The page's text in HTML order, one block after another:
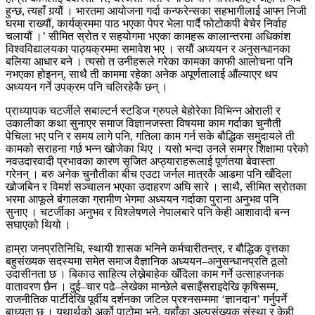
हुन्छ, त्यहाँ गर्‍यौं । भारतमा आयोजना गर्दा कन्फरेन्सका सहभागीलाई आफ्न निजी
घरमा राख्यौं, कार्यक्रममा पाठ भएका पेपर भेला पार्दै फोटोकपी बेचेर निर्वाह
चलायौं ।’ सीमित स्रोत र सहयोगमा भएका कामहरू कालान्तरमा अधिकांश
विश्वविद्यालयका पाठ्यक्रममा समावेश भए । सयौं अध्ययन र अनुसन्धानका
बलिया आधार बने । त्यसो त उनीहरूले गरेका कामका काफी आलोचना पनि
नभएका होइनन्, साथै ती काममा रहेका अनेक अपूर्णतालाई औंल्याएर थप
अध्ययन गर्ने उपक्रम पनि चलिरहेकै छन् ।
प्राध्यापक चटर्जीले सबाल्टर्न स्टडिज ग्रुपले बेहोरेका विभिन्न ओराली र
उकालीका कथा सुनाएर समाज विज्ञानजस्ता विषयमा काम गर्दाका चुनौती
पेचिला भए पनि र समय लागे पनि, गतिला काम गर्न सके बौद्धिक समुदायले ती
कामको सराहना गर्छ भन्न खोजेका थिए । यसो भन्दा उनले समग्र शिक्षामा परेको
नवउदारवादी प्रभावका कारण सृजित अप्ठ्याराहरूलाई पूर्णतया बेवास्ता
गरेनन् । बरु अनेक चुनौतीका बीच एउटा जर्नल मात्रकै आडमा पनि खँदिला
खोजबिन र विमर्श सञ्चालन भएका उदाहरण अघि सारे । साथै, सीमित स्रोतका
भरमा आफूले बंगालका ग्रामीण भेगमा अध्ययन गर्दाका पुराना अनुभव पनि
सुनाए । चटर्जीका अनुभव र विश्लेषणले नेपालबारे पनि केही आशावादी बन्न
सघाएको थियो ।
हाम्रा जनप्रतिनिधि, स्थायी शासक भनिने कर्मचारीतन्त्र, र बौद्धिक वृत्तका
बहुसंख्यक सदस्यमा समेत समाज वैज्ञानिक अध्ययन–अनुसन्धानप्रति ठूलो
उदासीनता छ । बिकाउ साहित्य लेख्नेबाहेक खँदिला काम गर्ने उत्साहजनक
वातावरण छैन । दुई–चार पढे–लेखेका मान्छेले बसाइँसराइदेखि कृषिसम्म,
राजनीतिक पार्टीदेखि पूर्वीय दर्शनका जटिल प्रश्नसम्ममा ‘ज्ञानदान’ गर्नुपर्ने
बाध्यता छ । यथार्थको अर्को पाटोमा भने, यहाँका अल्पसंख्यक संस्था र केही